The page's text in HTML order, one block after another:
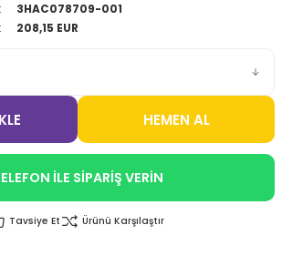
3HAC078709-001
208,15 EUR
HEMEN AL
İLE SİPARİŞ VERİN
Tavsiye Et Ürünü Karşılaştır